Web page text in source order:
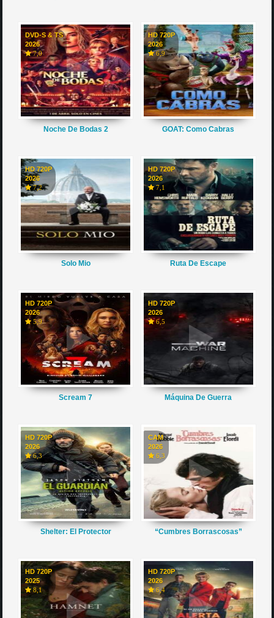
DVD-S & TS
2026
7,0
Noche De Bodas 2
HD 720P
2026
6,9
GOAT: Como Cabras
HD 720P
2026
7,2
Solo Mio
HD 720P
2026
7,1
Ruta De Escape
HD 720P
2026
5,9
Scream 7
HD 720P
2026
6,5
Máquina De Guerra
HD 720P
2026
6,3
Shelter: El Protector
CAM
2026
6,3
“Cumbres Borrascosas”
HD 720P
2025
8,1
HD 720P
2026
6,4